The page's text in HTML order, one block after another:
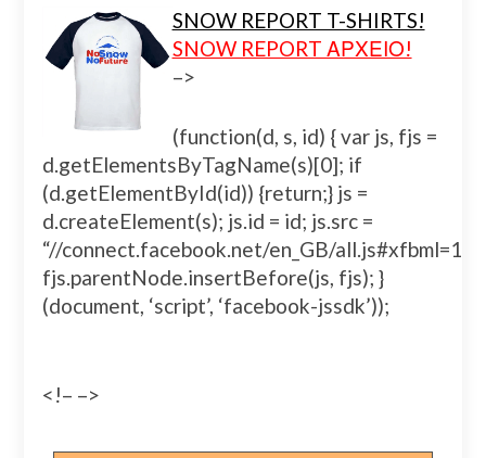
SNOW REPORT T-SHIRTS!
SNOW REPORT ΑΡΧΕΙΟ!
–>
(function(d, s, id) { var js, fjs =
d.getElementsByTagName(s)[0]; if
(d.getElementById(id)) {return;} js =
d.createElement(s); js.id = id; js.src =
“//connect.facebook.net/en_GB/
fjs.parentNode.insertBefore(js, fjs); }
(document, ‘script’, ‘facebook-jssdk’));
<!– –>